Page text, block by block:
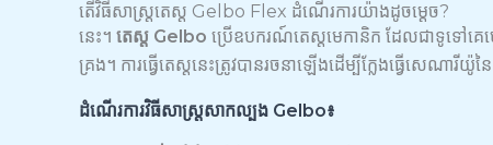
តើវិធីសាស្ត្រតេស្ត Gelbo Flex ដំណើរការយ៉ាងដូចម្តេច?
នេះ។ តេស្ត Gelbo ប្រើឧបករណ៍តេស្តមេកានិក ដែលជាទូទៅគេ
គ្រង។ ការធ្វើតេស្តនេះត្រូវបានរចនាឡើងដើម្បីក្លែងធ្វើសេណារី
ដំណើរការវិធីសាស្ត្រសាកល្បង Gelbo៖